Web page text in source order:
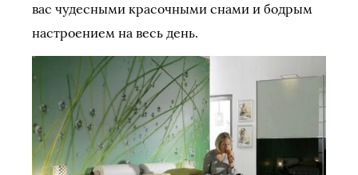
вас чудесными красочными снами и бодрым
настроением на весь день.